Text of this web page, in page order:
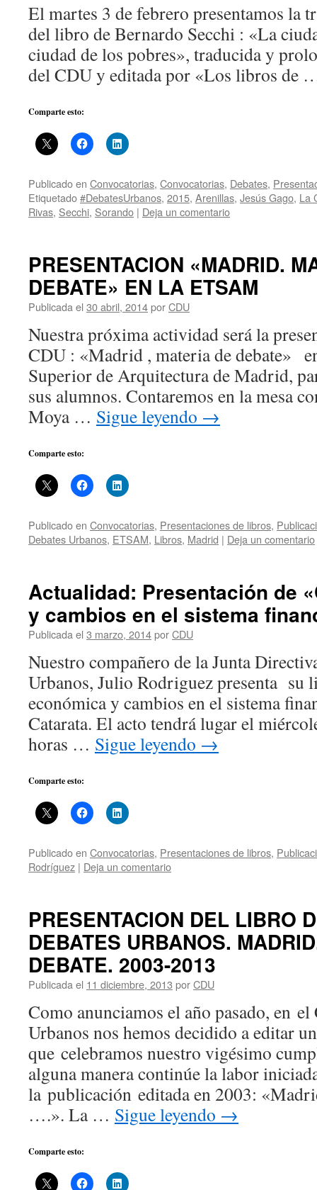
El martes 3 de febrero presentamos la
del libro de Bernardo Secchi : «La
ciudad de los pobres», traducida y
del CDU y editada por «Los libros de
Comparte esto:
Publicado en Convocatorias, Convocatorias, Debates,
Etiquetado#DebatesUrbanos, 2015, Arenillas, Jesús Gago, La
Rivas, Secchi, Sorando | Deja un comentario
PRESENTACION «MADRID.
DEBATE» EN LA ETSAM
Publicada el 30 abril, 2014porCDU
Nuestra próxima actividad será la
CDU : «Madrid , materia de debate»
Superior de Arquitectura de Madrid,
sus alumnos. Contaremos en la mesa
Moya … Sigue leyendo →
Comparte esto:
Publicado en Convocatorias, Presentaciones de libros,
Debates Urbanos, ETSAM, Libros, Madrid | Deja un comentario
Actualidad: Presentación de
y cambios en el sistema
Publicada el 3 marzo, 2014porCDU
Nuestro compañero de la Junta
Urbanos, Julio Rodriguez presenta su
económica y cambios en el sistema
Catarata. El acto tendrá lugar el
horas … Sigue leyendo →
Comparte esto:
Publicado en Convocatorias, Presentaciones de libros,
Rodríguez | Deja un comentario
PRESENTACION DEL LIBRO
DEBATES URBANOS.
DEBATE. 2003-2013
Publicada el 11 diciembre, 2013 porCDU
Como anunciamos el año pasado, en el
Urbanos nos hemos decidido a editar
que celebramos nuestro vigésimo
alguna manera continúe la labor
la publicación editada en 2003:
….». La … Sigue leyendo →
Comparte esto: